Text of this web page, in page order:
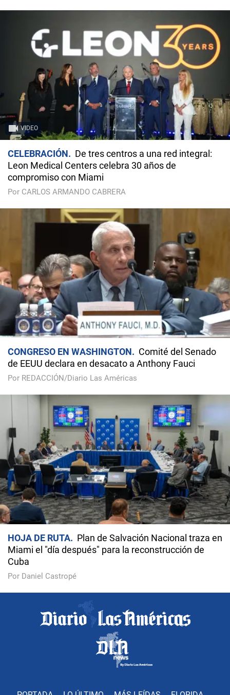
VIDEO
CELEBRACIÓN
De tres centros a una red integral:
Leon Medical Centers celebra 30 años de
compromiso con Miami
Por CARLOS ARMANDO CABRERA
CONGRESO EN WASHINGTON
Comité del Senado
de EEUU declara en desacato a Anthony Fauci
Por REDACCIÓN/Diario Las Américas
HOJA DE RUTA
Plan de Salvación Nacional traza en
Miami el "día después" para la reconstrucción de
Cuba
Por Daniel Castropé